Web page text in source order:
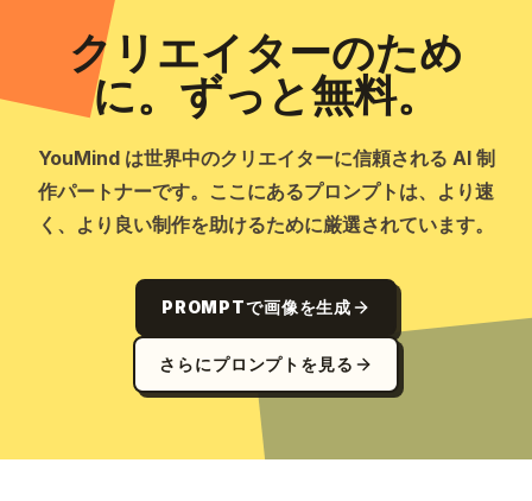
クリエイターのため
に。ずっと無料。
YouMind は世界中のクリエイターに信頼される AI 制
作パートナーです。ここにあるプロンプトは、より速
く、より良い制作を助けるために厳選されています。
PROMPTで画像を生成
さらにプロンプトを見る